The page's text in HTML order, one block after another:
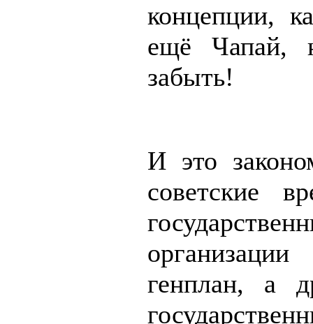
концепции,
ещё Чапай,
забыть!
И это
советские
генплан, а